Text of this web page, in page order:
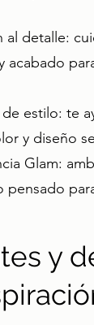
al detalle:
acabado
de estilo: te
y diseño
Glam:
pensado
y